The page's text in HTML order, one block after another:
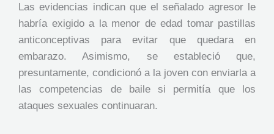
Las evidencias indican que el señalado agresor le
habría exigido a la menor de edad tomar pastillas
anticonceptivas para evitar que quedara en
embarazo. Asimismo, se estableció que,
presuntamente, condicionó a la joven con enviarla a
las competencias de baile si permitía que los
ataques sexuales continuaran.